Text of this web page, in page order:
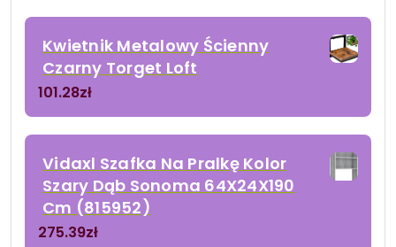
Kwietnik Metalowy Ścienny
Czarny Torget Loft
101.28zł
Vidaxl Szafka Na Pralkę Kolor
Szary Dąb Sonoma 64X24X190
Cm (815952)
275.39zł